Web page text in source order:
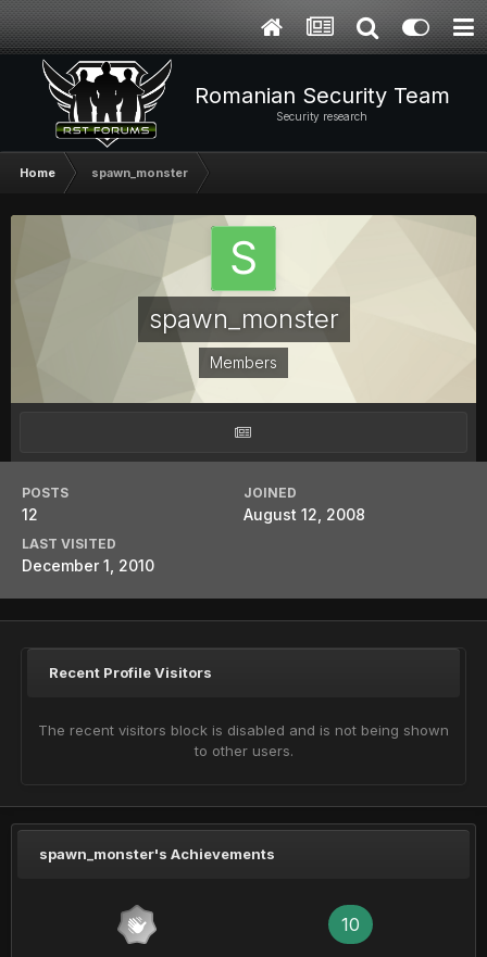
Romanian Security Team
Security research
Home spawn_monster
spawn_monster
Members
POSTS
12
JOINED
August 12, 2008
LAST VISITED
December 1, 2010
Recent Profile Visitors
The recent visitors block is disabled and is not being shown
to other users.
spawn_monster's Achievements
10